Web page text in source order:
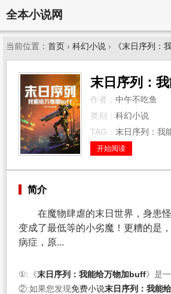
全本小说网
当前位置： 首页 › 科幻小说 › 《末日序列：
末日序列：
作者： 中午不吃鱼
类别： 科幻小说
TAG： 末日序列：我
开始阅读
简介
在魔物肆虐的末日世界，身患
变成了最低等的小劣魔！更糟的是
病症，原...
①:《末日序列：我能给万物加buff》是
②:如果您发现免费小说末日序列：我能